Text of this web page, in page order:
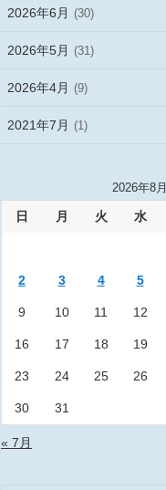
2026年6月 (30)
2026年5月 (31)
2026年4月 (9)
2021年7月 (1)
2026年8月
日 月 火 水
2 3 4 5
9 10 11 12
16 17 18 19
23 24 25 26
30 31
« 7月